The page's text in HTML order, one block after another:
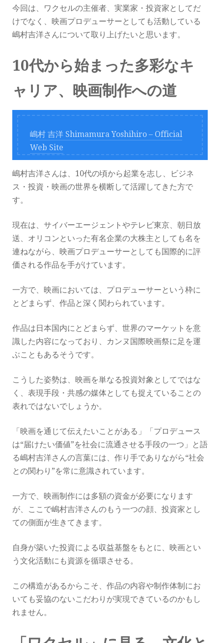
今回は、ワクセルの主催者、実業家・投資家としてだ
けでなく、映画プロデューサーとしても活動している
嶋村吉洋さんについて取り上げたいと思います。
10代から始まった多彩なキ
ャリア、映画制作への道
嶋村 吉洋 Shimamura Yoshihiro – Official
Web Site
嶋村吉洋さんは、10代の頃から起業を志し、ビジネ
ス・投資・映画の世界を横断して活躍してきた方で
す。
現在は、サイバーエージェントやテレビ東京、朝日放
送、オリコンといった有名企業の大株主としても名を
連ねながら、映画プロデューサーとしても国際的に評
価される作品を手がけています。
一方で、映画においては、プロデューサーという枠に
とどまらず、作品と深く関わられています。
作品は日本国内にとどまらず、世界のマーケットを意
識した内容になっており、カンヌ国際映画祭に足を運
ぶこともあるそうです。
こうした姿勢は、映画を単なる投資対象としてではな
く、表現手段・共感の媒体としても捉えていることの
表れではないでしょうか。
「映画を通じて伝えたいことがある」「プロデュース
は“届けたい価値”を社会に流通させる手段の一つ」と語
る嶋村吉洋さんの言葉には、作り手でありながら“社会
との関わり”を常に意識されています。
一方で、映画制作には多額の資金が必要になります
が、ここで嶋村吉洋さんのもう一つの顔、投資家とし
ての側面が生きてきます。
自身が築いた投資による収益基盤をもとに、映画とい
う文化活動にも資源を循環させる。
この構造があるからこそ、作品の内容や制作体制にお
いても妥協のないこだわりが実現できているのかもし
れません。